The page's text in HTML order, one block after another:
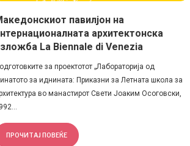
павилјон на
архитектонска
La Biennale di Venezia
за проектотот „Лабораторија од
за иднината: Приказни за Летната школа за
во манастирот Свети Јоаким Осоговски,
ПРОЧИТАЈ ПОВЕЌЕ